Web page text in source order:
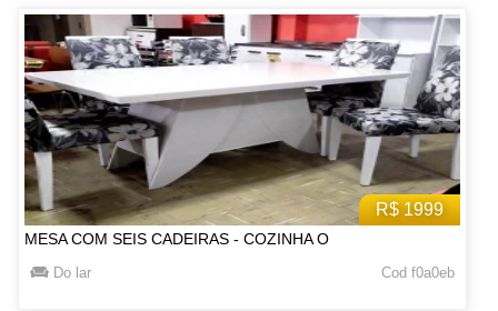
R$ 1999
MESA COM SEIS CADEIRAS - COZINHA O
Do lar Cod f0a0eb